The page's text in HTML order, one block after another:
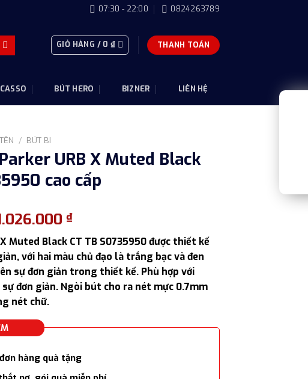
07:30 - 22:00 0824263789
GIỎ HÀNG / 0₫ THANH TOÁN
BÚT HERO BIZNER LIÊN HỆ
/ BÚT BI
URB X Muted Black
cao cấp
₫.
₫Giá
hiện
tại
là:
1.026.000 ₫.
Muted Black CT TB S0735950 được thiết kế
với hai màu chủ đạo là trắng bạc và đen
sự đơn giản trong thiết kế. Phù hợp với
đơn giản. Ngòi bút cho ra nét mực 0.7mm
nét chữ.
hàng quà tặng